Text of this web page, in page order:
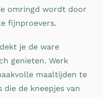
omringd wordt door
fijnproevers.
je de ware
genieten. Werk
maaltijden te
de kneepjes van